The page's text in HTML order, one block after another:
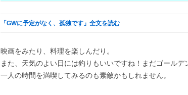
「GWに予定がなく、孤独です」全文を読む
映画をみたり、料理を楽しんだり。
また、天気のよい日には釣りもいいですね！まだゴールデ
一人の時間を満喫してみるのも素敵かもしれません。